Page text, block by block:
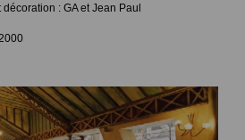
: GA et Jean Paul